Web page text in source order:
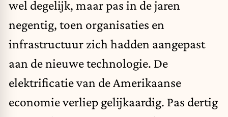
wel degelijk, maar pas in de jaren
negentig, toen organisaties en
infrastructuur zich hadden aangepast
aan de nieuwe technologie. De
elektrificatie van de Amerikaanse
economie verliep gelijkaardig. Pas dertig